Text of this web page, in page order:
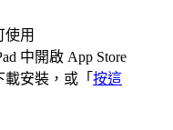
使用
中開啟 App Store
安裝，或「 按這